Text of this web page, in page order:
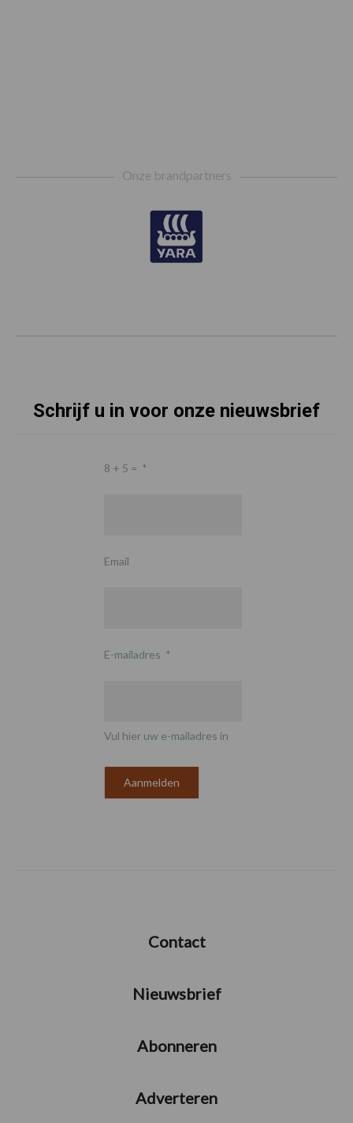
Onze brandpartners
Schrijf u in voor onze nieuwsbrief
8 + 5 = *
Email
E-mailadres *
Vul hier uw e-mailadres in
Contact
Nieuwsbrief
Abonneren
Adverteren